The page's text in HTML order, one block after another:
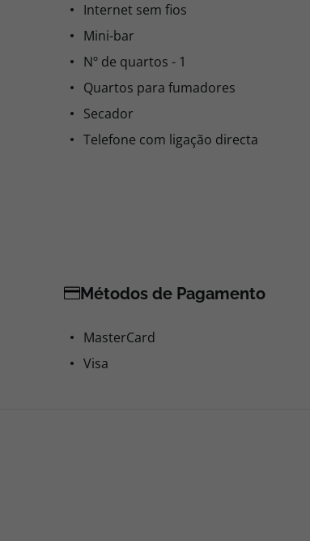
Internet sem fios
Mini-bar
Nº de quartos - 1
Quartos para fumadores
Secador
Telefone com ligação directa
Métodos de Pagamento
MasterCard
Visa